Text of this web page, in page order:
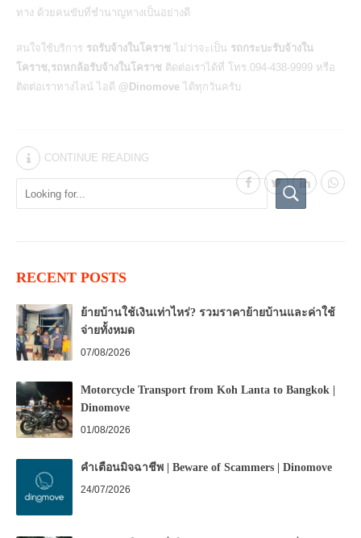
ทาง ด้วยคนขับที่ชำนาญทางเป็นอย่างดี
สนใจใช้บริการ รถรับจ้างในโคราช ไม่ว่าจะเป็น รถกระบะรับจ้างใน
โคราช,รถหกล้อรับจ้างในโคราช ติดต่อเราได้ที่ โทร.094-438-9999 หรือ
ติดต่อเราทางไลน์ ไอดี @Dinomove ได้ทุกวันครับ
CONTINUE READING
RECENT POSTS
ย้ายบ้านใช้เงินเท่าไหร่? รวมราคาย้ายบ้านและค่าใช้
จ่ายทั้งหมด
07/08/2026
Motorcycle Transport from Koh Lanta to Bangkok |
Dinomove
01/08/2026
คำเตือนมิจฉาชีพ | Beware of Scammers | Dinomove
24/07/2026